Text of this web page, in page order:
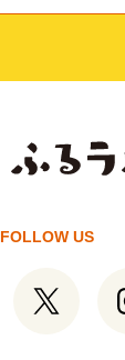
FOLLOW US